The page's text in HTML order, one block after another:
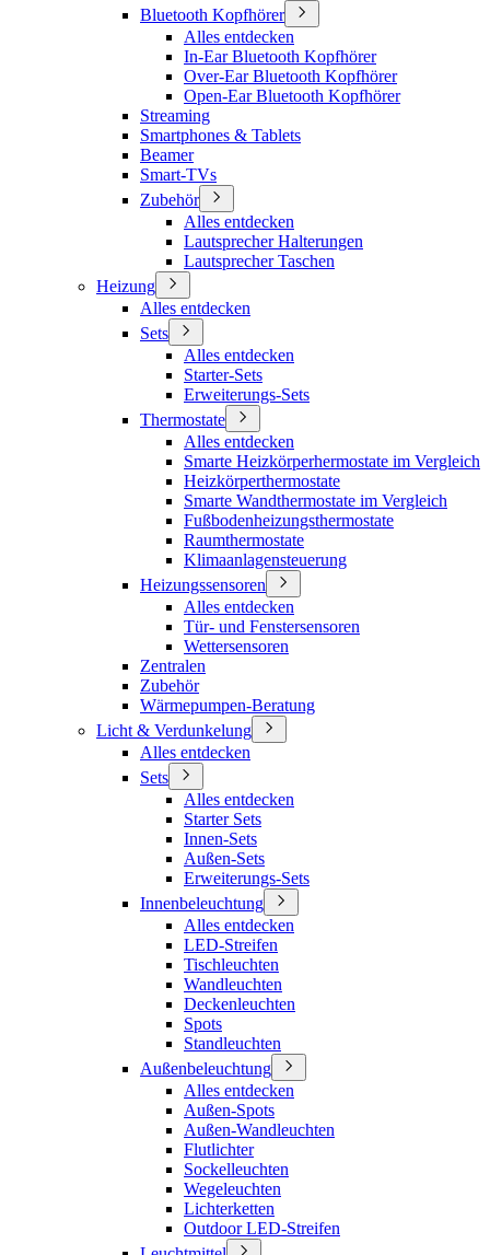
Bluetooth Kopfhörer
Alles entdecken
In-Ear Bluetooth Kopfhörer
Over-Ear Bluetooth Kopfhörer
Open-Ear Bluetooth Kopfhörer
Streaming
Smartphones & Tablets
Beamer
Smart-TVs
Zubehör
Alles entdecken
Lautsprecher Halterungen
Lautsprecher Taschen
Heizung
Alles entdecken
Sets
Alles entdecken
Starter-Sets
Erweiterungs-Sets
Thermostate
Alles entdecken
Smarte Heizkörperhermostate im Vergleich
Heizkörperthermostate
Smarte Wandthermostate im Vergleich
Fußbodenheizungsthermostate
Raumthermostate
Klimaanlagensteuerung
Heizungssensoren
Alles entdecken
Tür- und Fenstersensoren
Wettersensoren
Zentralen
Zubehör
Wärmepumpen-Beratung
Licht & Verdunkelung
Alles entdecken
Sets
Alles entdecken
Starter Sets
Innen-Sets
Außen-Sets
Erweiterungs-Sets
Innenbeleuchtung
Alles entdecken
LED-Streifen
Tischleuchten
Wandleuchten
Deckenleuchten
Spots
Standleuchten
Außenbeleuchtung
Alles entdecken
Außen-Spots
Außen-Wandleuchten
Flutlichter
Sockelleuchten
Wegeleuchten
Lichterketten
Outdoor LED-Streifen